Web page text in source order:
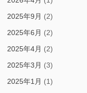
2025年9月 (2)
2025年6月 (2)
2025年4月 (2)
2025年3月 (3)
2025年1月 (1)